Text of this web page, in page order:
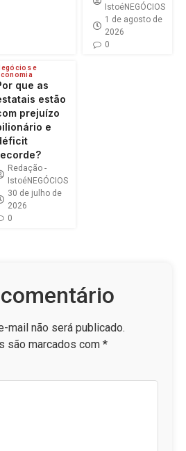
IstoéNEGÓCIOS
1 de agosto de
2026
0
e
que as
estão
prejuízo
e
Redação -
IstoéNEGÓCIOS
30 de julho de
2026
0
mail não será publicado.
são marcados com *